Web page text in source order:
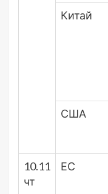
Китай
США
10.11
чт
ЕС